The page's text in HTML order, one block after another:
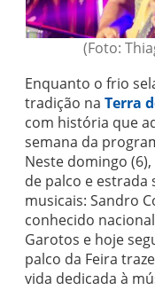
(Foto:
Enquanto o frio
tradição na Terra
com história que
semana da
Neste domingo
de palco e estrada
musicais: Sandro
conhecido
Garotos e hoje
palco da Feira
vida dedicada à